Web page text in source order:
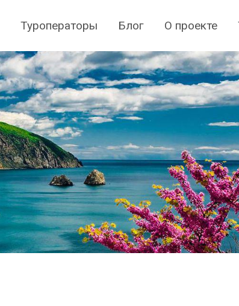
Туроператоры Блог О проекте